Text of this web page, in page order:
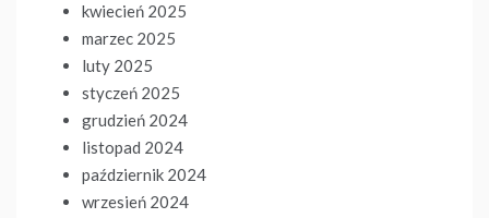
kwiecień 2025
marzec 2025
luty 2025
styczeń 2025
grudzień 2024
listopad 2024
październik 2024
wrzesień 2024